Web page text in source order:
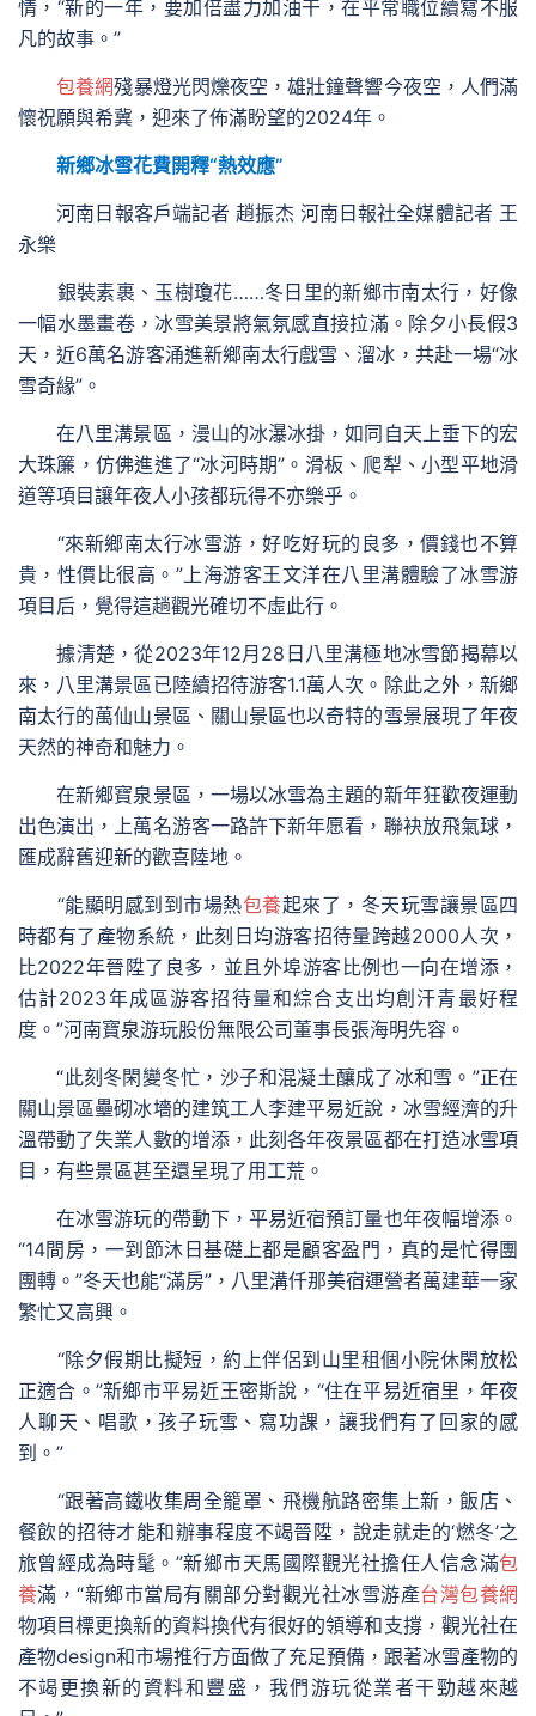
情，“新的一年，要加倍盡力加油干，在平常職位續寫不服
凡的故事。”
包養網殘暴燈光閃爍夜空，雄壯鐘聲響今夜空，人們滿
懷祝願與希冀，迎來了佈滿盼望的2024年。
新鄉冰雪花費開釋“熱效應”
河南日報客戶端記者 趙振杰 河南日報社全媒體記者 王
永樂
銀裝素裹、玉樹瓊花……冬日里的新鄉市南太行，好像
一幅水墨畫卷，冰雪美景將氣氛感直接拉滿。除夕小長假3
天，近6萬名游客涌進新鄉南太行戲雪、溜冰，共赴一場“冰
雪奇緣”。
在八里溝景區，漫山的冰瀑冰掛，如同自天上垂下的宏
大珠簾，仿佛進進了“冰河時期”。滑板、爬犁、小型平地滑
道等項目讓年夜人小孩都玩得不亦樂乎。
“來新鄉南太行冰雪游，好吃好玩的良多，價錢也不算
貴，性價比很高。”上海游客王文洋在八里溝體驗了冰雪游
項目后，覺得這趟觀光確切不虛此行。
據清楚，從2023年12月28日八里溝極地冰雪節揭幕以
來，八里溝景區已陸續招待游客1.1萬人次。除此之外，新鄉
南太行的萬仙山景區、關山景區也以奇特的雪景展現了年夜
天然的神奇和魅力。
在新鄉寶泉景區，一場以冰雪為主題的新年狂歡夜運動
出色演出，上萬名游客一路許下新年愿看，聯袂放飛氣球，
匯成辭舊迎新的歡喜陸地。
“能顯明感到到市場熱包養起來了，冬天玩雪讓景區四
時都有了產物系統，此刻日均游客招待量跨越2000人次，
比2022年晉陞了良多，並且外埠游客比例也一向在增添，
估計2023年成區游客招待量和綜合支出均創汗青最好程
度。”河南寶泉游玩股份無限公司董事長張海明先容。
“此刻冬閑變冬忙，沙子和混凝土釀成了冰和雪。”正在
關山景區壘砌冰墻的建筑工人李建平易近說，冰雪經濟的升
溫帶動了失業人數的增添，此刻各年夜景區都在打造冰雪項
目，有些景區甚至還呈現了用工荒。
在冰雪游玩的帶動下，平易近宿預訂量也年夜幅增添。
“14間房，一到節沐日基礎上都是顧客盈門，真的是忙得團
團轉。”冬天也能“滿房”，八里溝仟那美宿運營者萬建華一家
繁忙又高興。
“除夕假期比擬短，約上伴侶到山里租個小院休閑放松
正適合。”新鄉市平易近王密斯說，“住在平易近宿里，年夜
人聊天、唱歌，孩子玩雪、寫功課，讓我們有了回家的感
到。”
“跟著高鐵收集周全籠罩、飛機航路密集上新，飯店、
餐飲的招待才能和辦事程度不竭晉陞，說走就走的‘燃冬’之
旅曾經成為時髦。”新鄉市天馬國際觀光社擔任人信念滿包
養滿，“新鄉市當局有關部分對觀光社冰雪游產台灣包養網
物項目標更換新的資料換代有很好的領導和支撐，觀光社在
產物design和市場推行方面做了充足預備，跟著冰雪產物的
不竭更換新的資料和豐盛，我們游玩從業者干勁越來越